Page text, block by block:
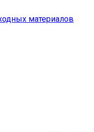
материалов